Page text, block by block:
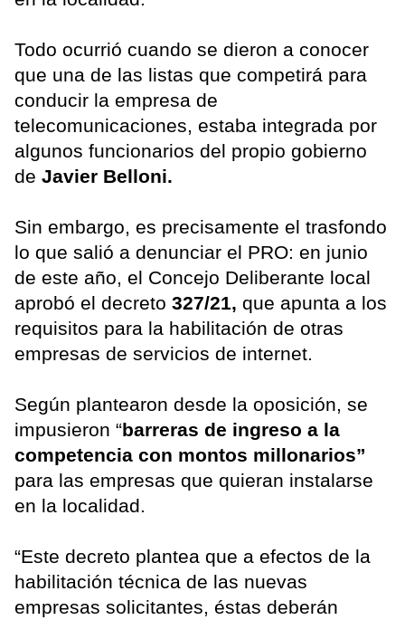
Todo ocurrió cuando se dieron a conocer
que una de las listas que competirá para
conducir la empresa de
telecomunicaciones, estaba integrada por
algunos funcionarios del propio gobierno
de Javier Belloni.
Sin embargo, es precisamente el trasfondo
lo que salió a denunciar el PRO: en junio
de este año, el Concejo Deliberante local
aprobó el decreto 327/21, que apunta a los
requisitos para la habilitación de otras
empresas de servicios de internet.
Según plantearon desde la oposición, se
impusieron “barreras de ingreso a la
competencia con montos millonarios”
para las empresas que quieran instalarse
en la localidad.
“Este decreto plantea que a efectos de la
habilitación técnica de las nuevas
empresas solicitantes, éstas deberán